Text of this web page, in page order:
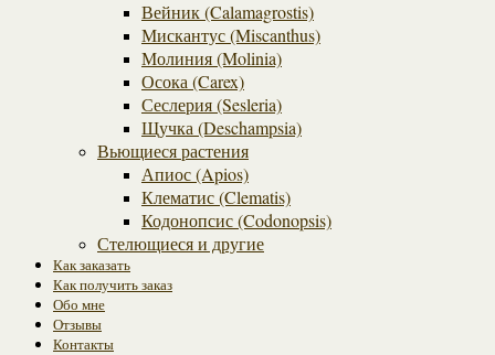
Вейник (Calamagrostis)
Мискантус (Miscanthus)
Молиния (Molinia)
Осока (Carex)
Сеслерия (Sesleria)
Щучка (Deschampsia)
Вьющиеся растения
Апиос (Apios)
Клематис (Clematis)
Кодонопсис (Codonopsis)
Стелющиеся и другие
Как заказать
Как получить заказ
Обо мне
Отзывы
Контакты